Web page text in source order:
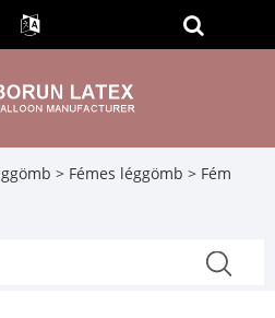
> Fémes léggömb > Fém